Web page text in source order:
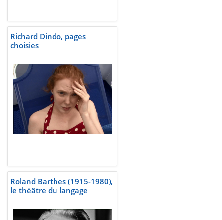
Richard Dindo, pages
choisies
Roland Barthes (1915-1980),
le théâtre du langage